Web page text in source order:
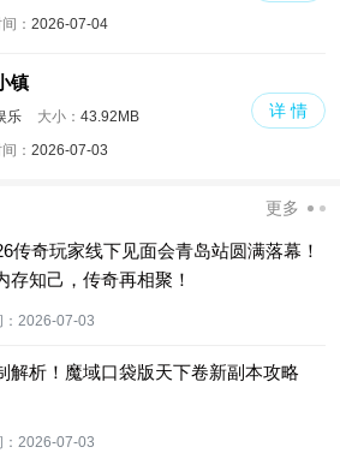
： 2026-07-04
镇
乐 大小： 43.92MB
： 2026-07-03
详 情
更多
传奇玩家线下见面会青岛站圆满落幕！
存知己，传奇再相聚！
2026-07-03
解析！魔域口袋版天下卷新副本攻略
2026-07-03